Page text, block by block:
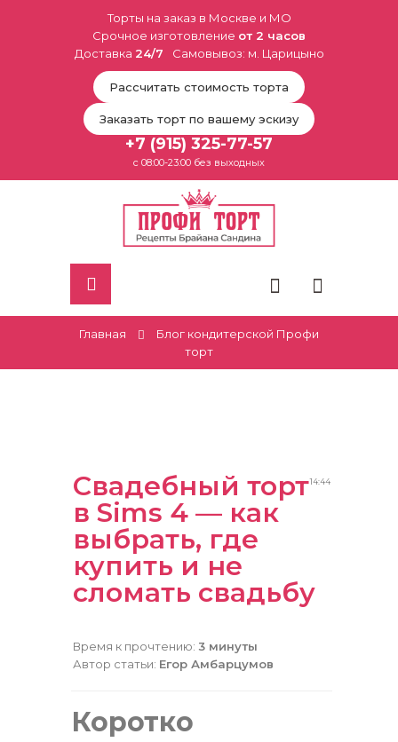
Торты на заказ в Москве и МО
Срочное изготовление от 2 часов
Доставка 24/7 Самовывоз: м. Царицыно
Рассчитать стоимость торта
Заказать торт по вашему эскизу
+7 (915) 325-77-57
с 08:00-23:00 без выходных
Главная
Блог кондитерской Профи
торт
14:44
Свадебный торт
в Sims 4 — как
выбрать, где
купить и не
сломать свадьбу
Время к прочтению: 3 минуты
Автор статьи: Егор Амбарцумов
Короткo